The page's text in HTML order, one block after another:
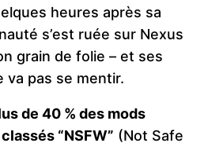
heures après sa
s’est ruée sur Nexus
grain de folie – et ses
va pas se mentir.
de 40 % des mods
“NSFW” (Not Safe